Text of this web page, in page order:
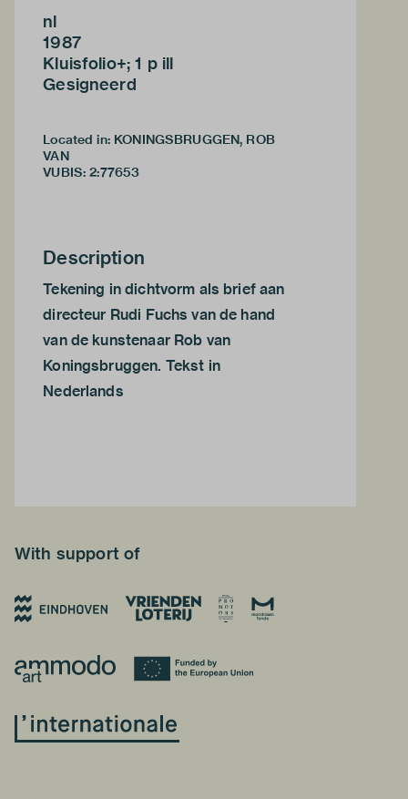
nl
1987
Kluisfolio+; 1 p ill
Gesigneerd
Located in: KONINGSBRUGGEN, ROB
VAN
VUBIS: 2:77653
Description
Tekening in dichtvorm als brief aan
directeur Rudi Fuchs van de hand
van de kunstenaar Rob van
Koningsbruggen. Tekst in
Nederlands
With support of